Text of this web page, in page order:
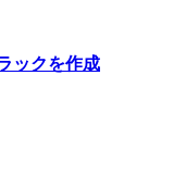
ックを作成